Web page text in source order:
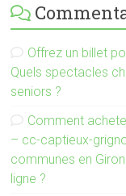
Offrez un billet
Quels spectacles
seniors ?
Comment
– cc-captieux-
communes en
ligne ?